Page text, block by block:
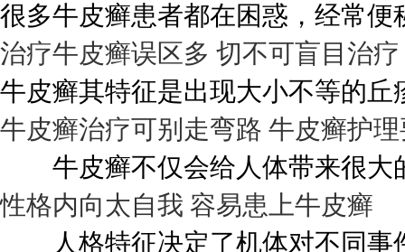
很多牛皮癣患者都在困惑，经常便
治疗牛皮癣误区多 切不可盲目治疗
牛皮癣其特征是出现大小不等的丘
牛皮癣治疗可别走弯路 牛皮癣护
牛皮癣不仅会给人体带来很大
性格内向太自我 容易患上牛皮癣
人格特征决定了机体对不同事